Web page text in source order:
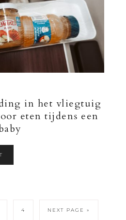
in het vliegtuig
eten tijdens een
4 NEXT PAGE »